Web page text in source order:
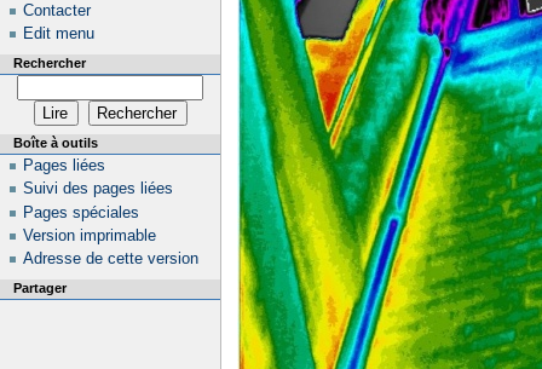
Contacter
Edit menu
Rechercher
Boîte à outils
Pages liées
Suivi des pages liées
Pages spéciales
Version imprimable
Adresse de cette version
Partager